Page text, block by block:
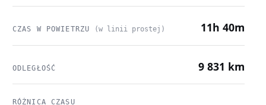
CZAS W POWIETRZU (w linii prostej) 11h 40m
ODLEGŁOŚĆ 9 831 km
RÓŻNICA CZASU